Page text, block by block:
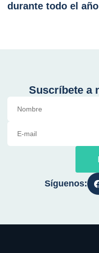
durante todo el año
Suscríbete a
Síguenos: